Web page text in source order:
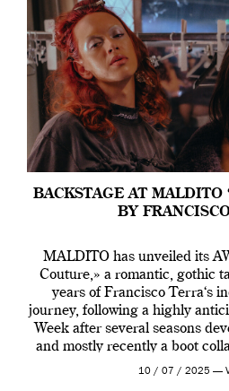
BACKSTAGE AT MALDITO
BY
MALDITO has unveiled its
Couture,» a romantic, gothic
years of Francisco Terra‘s
journey, following a highly
Week after several seasons
and mostly recently a boot
Melissa. This fashion show is a
10 / 07 / 2025 —